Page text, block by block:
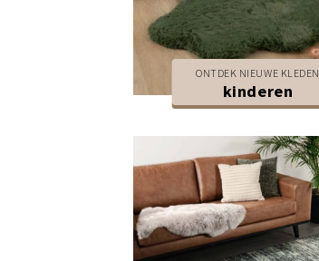
ONTDEK NIEUWE KLEDEN
kinderen